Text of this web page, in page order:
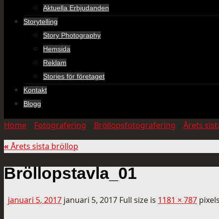
Aktuella Erbjudanden
Storytelling
Story Photography
Hemsida
Reklam
Stories för företaget
Kontakt
Blogg
Home Fotografering Bröllopsfotografering Årets
« Årets sista bröllop
Bröllopstavla_01
januari 5, 2017 januari 5, 2017 Full size is 1181 × 787 pixels